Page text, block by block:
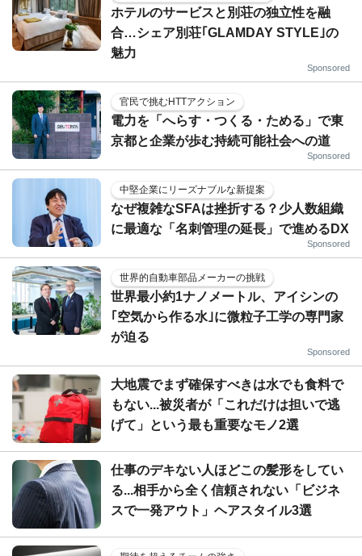
ホテルのサービスと別荘の独立性を融
合…シェア別荘｢GLAMDAY STYLE｣の
魅力
Sponsored
官民で挑むHTTアクション
電力を「へらす・つくる・ためる」で東
京都と企業が歩む持続可能社会への道
Sponsored
中堅企業にリーズナブルな新提案
なぜ複雑なSFAは挫折する？少人数組織
に最適な「名刺管理の延長」で進めるDX
Sponsored
世界的自動車部品メーカーの挑戦
世界最小約1ナノメートル、アイシンの
｢空気から作る水｣に微粒子工学の専門家
が迫る
Sponsored
大地震でまず確保すべきは水でも食料で
もない...被災者が「これだけは担いで逃
げて」という最も重要なモノ2選
仕事のデキない人ほどこの髪形をしてい
る...相手から全く信頼されない「ビジネ
スで一発アウト」ヘアスタイル3選